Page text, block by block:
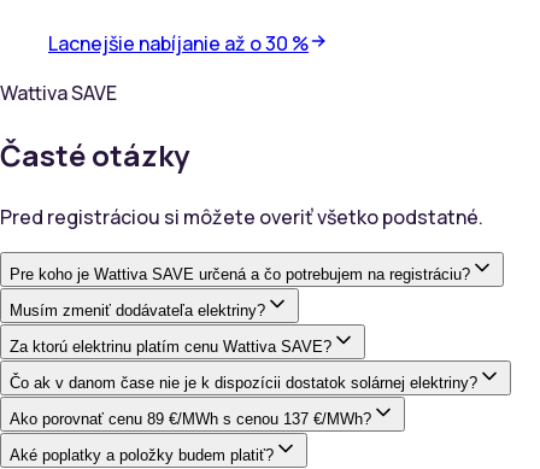
Lacnejšie nabíjanie až o 30 %
WattivaSAVE
Časté otázky
Pred registráciou si môžete overiť všetko podstatné.
Pre koho je Wattiva SAVE určená a čo potrebujem na registráciu?
Musím zmeniť dodávateľa elektriny?
Za ktorú elektrinu platím cenu Wattiva SAVE?
Čo ak v danom čase nie je k dispozícii dostatok solárnej elektriny?
Ako porovnať cenu 89 €/MWh s cenou 137 €/MWh?
Aké poplatky a položky budem platiť?